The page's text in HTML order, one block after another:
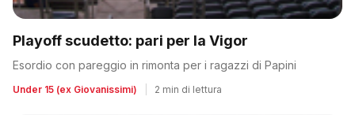
Playoff scudetto: pari per la Vigor
Esordio con pareggio in rimonta per i ragazzi di Papini
Under 15 (ex Giovanissimi) 2 min di lettura